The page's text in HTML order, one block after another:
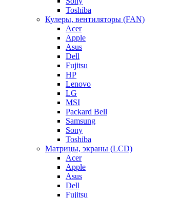
Toshiba
Кулеры, вентиляторы (FAN)
Acer
Apple
Asus
Dell
Fujitsu
HP
Lenovo
LG
MSI
Packard Bell
Samsung
Sony
Toshiba
Матрицы, экраны (LCD)
Acer
Apple
Asus
Dell
Fujitsu